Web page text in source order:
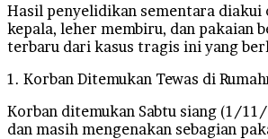
Hasil penyelidikan sementara diakui
kepala, leher membiru, dan pakaian
terbaru dari kasus tragis ini yang
1. Korban Ditemukan Tewas di
Korban ditemukan Sabtu siang (1/
dan masih mengenakan sebagian